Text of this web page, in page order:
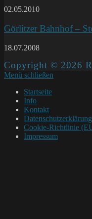
02.05.2010
Görlitzer Bahnhof –
18.07.2008
Copyright © 2026
Menü schließen
Startseite
Info
Kontakt
Datenschutzerklärung
Cookie-Richtlinie
Impressum